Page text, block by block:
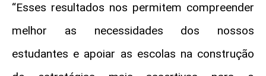
“Esses resultados nos permitem compreender
melhor as necessidades dos nossos
estudantes e apoiar as escolas na construção